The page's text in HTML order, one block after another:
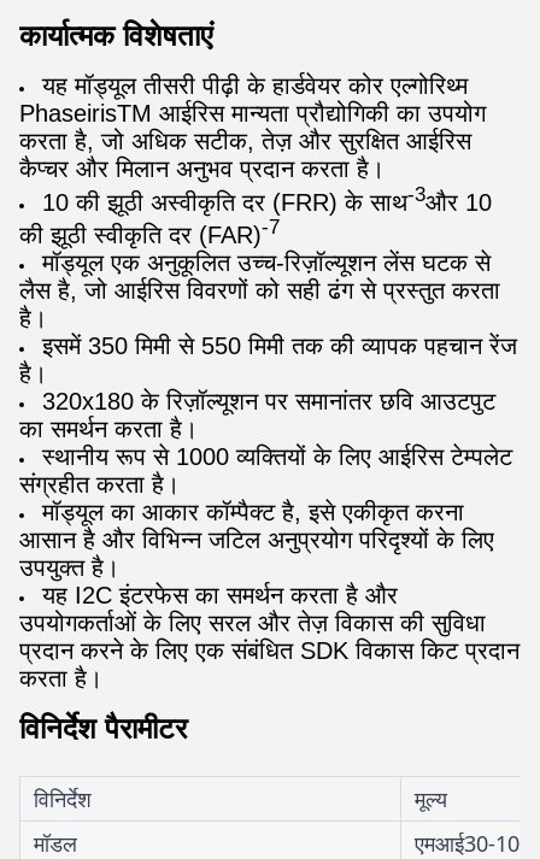
कार्यात्मक विशेषताएं
यह मॉड्यूल तीसरी पीढ़ी के हार्डवेयर कोर एल्गोरिथ्म
PhaseirisTM आईरिस मान्यता प्रौद्योगिकी का उपयोग
करता है, जो अधिक सटीक, तेज़ और सुरक्षित आईरिस
कैप्चर और मिलान अनुभव प्रदान करता है।
10 की झूठी अस्वीकृति दर (FRR) के साथ-3और 10
की झूठी स्वीकृति दर (FAR)-7
मॉड्यूल एक अनुकूलित उच्च-रिज़ॉल्यूशन लेंस घटक से
लैस है, जो आईरिस विवरणों को सही ढंग से प्रस्तुत करता
है।
इसमें 350 मिमी से 550 मिमी तक की व्यापक पहचान रेंज
है।
320x180 के रिज़ॉल्यूशन पर समानांतर छवि आउटपुट
का समर्थन करता है।
स्थानीय रूप से 1000 व्यक्तियों के लिए आईरिस टेम्पलेट
संग्रहीत करता है।
मॉड्यूल का आकार कॉम्पैक्ट है, इसे एकीकृत करना
आसान है और विभिन्न जटिल अनुप्रयोग परिदृश्यों के लिए
उपयुक्त है।
यह I2C इंटरफेस का समर्थन करता है और
उपयोगकर्ताओं के लिए सरल और तेज़ विकास की सुविधा
प्रदान करने के लिए एक संबंधित SDK विकास किट प्रदान
करता है।
विनिर्देश पैरामीटर
विनिर्देश
मूल्य
मॉडल
एमआई30-